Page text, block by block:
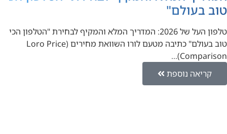
טוב בעולם"
טלפון העל של 2026: המדריך המלא והמקיף לבחירת "הטלפון הכי
טוב בעולם" כתיבה מטעם לורו השוואת מחירים (Loro Price
Comparison)…
קריאה נוספת